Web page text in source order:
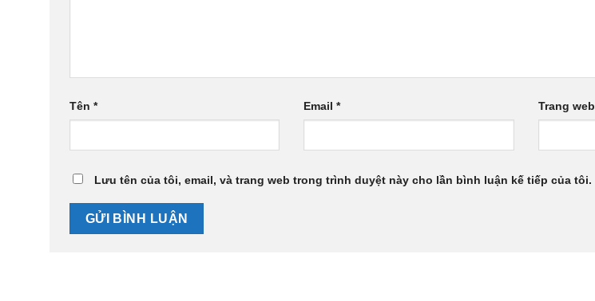
Tên * Email* Trang web
Lưu tên của tôi, email, và trang web trong trình duyệt này cho lần bình luận kế tiếp của tôi.